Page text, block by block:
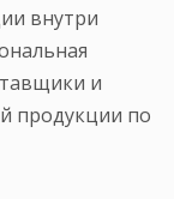
внутри
и
продукции по